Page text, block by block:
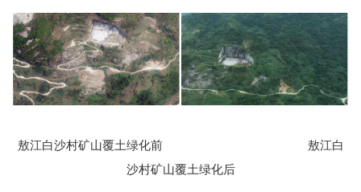
敖江白沙村矿山覆土绿化前 敖江白
沙村矿山覆土绿化后